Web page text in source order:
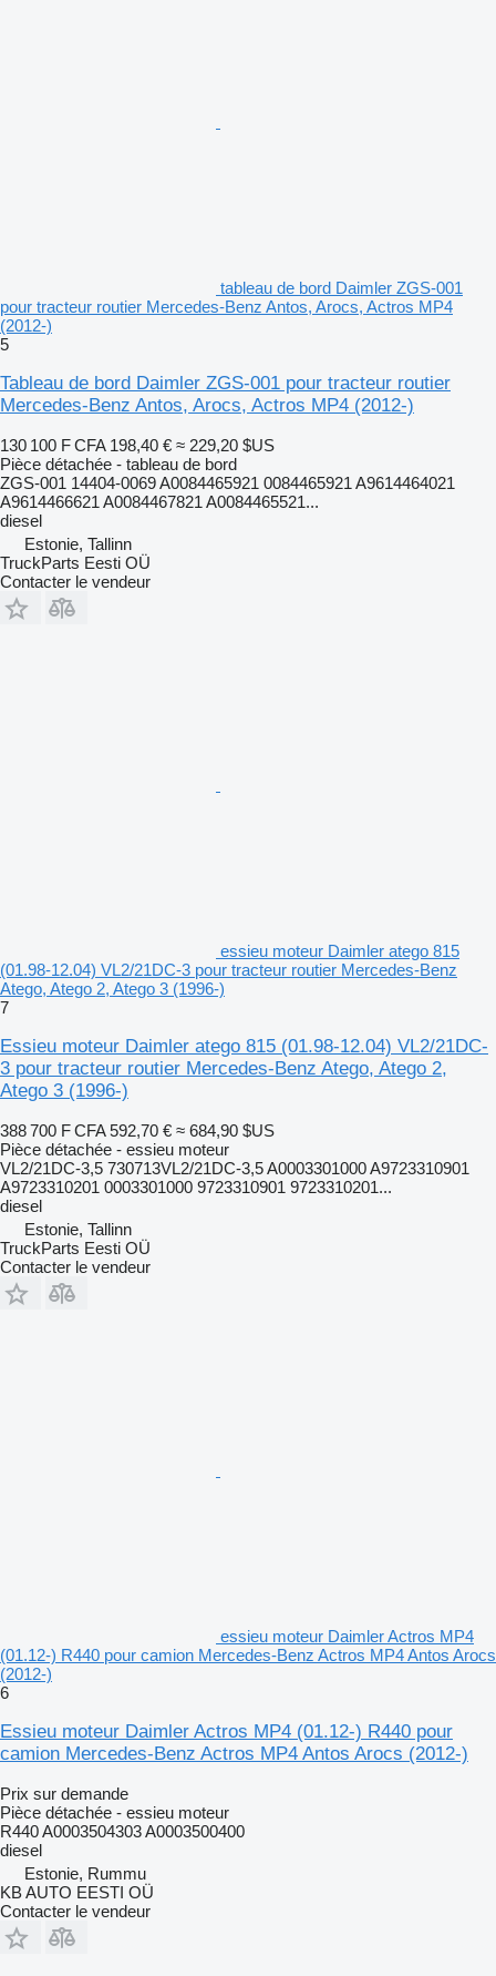
tableau de bord Daimler ZGS-001
pour tracteur routier Mercedes-Benz Antos, Arocs, Actros MP4
(2012-)
5
Tableau de bord Daimler ZGS-001 pour tracteur routier
Mercedes-Benz Antos, Arocs, Actros MP4 (2012-)
130 100 F CFA 198,40 € ≈ 229,20 $US
Pièce détachée - tableau de bord
ZGS-001 14404-0069 A0084465921 0084465921 A9614464021
A9614466621 A0084467821 A0084465521...
diesel
Estonie, Tallinn
TruckParts Eesti OÜ
Contacter le vendeur
essieu moteur Daimler atego 815
(01.98-12.04) VL2/21DC-3 pour tracteur routier Mercedes-Benz
Atego, Atego 2, Atego 3 (1996-)
7
Essieu moteur Daimler atego 815 (01.98-12.04) VL2/21DC-
3 pour tracteur routier Mercedes-Benz Atego, Atego 2,
Atego 3 (1996-)
388 700 F CFA 592,70 € ≈ 684,90 $US
Pièce détachée - essieu moteur
VL2/21DC-3,5 730713VL2/21DC-3,5 A0003301000 A9723310901
A9723310201 0003301000 9723310901 9723310201...
diesel
Estonie, Tallinn
TruckParts Eesti OÜ
Contacter le vendeur
essieu moteur Daimler Actros MP4
(01.12-) R440 pour camion Mercedes-Benz Actros MP4 Antos Arocs
(2012-)
6
Essieu moteur Daimler Actros MP4 (01.12-) R440 pour
camion Mercedes-Benz Actros MP4 Antos Arocs (2012-)
Prix sur demande
Pièce détachée - essieu moteur
R440 A0003504303 A0003500400
diesel
Estonie, Rummu
KB AUTO EESTI OÜ
Contacter le vendeur